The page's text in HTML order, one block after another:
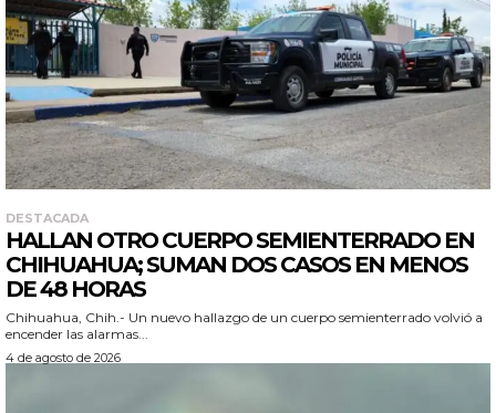
DESTACADA
HALLAN OTRO CUERPO SEMIENTERRADO EN
CHIHUAHUA; SUMAN DOS CASOS EN MENOS
DE 48 HORAS
Chihuahua, Chih.- Un nuevo hallazgo de un cuerpo semienterrado volvió a
encender las alarmas...
4 de agosto de 2026